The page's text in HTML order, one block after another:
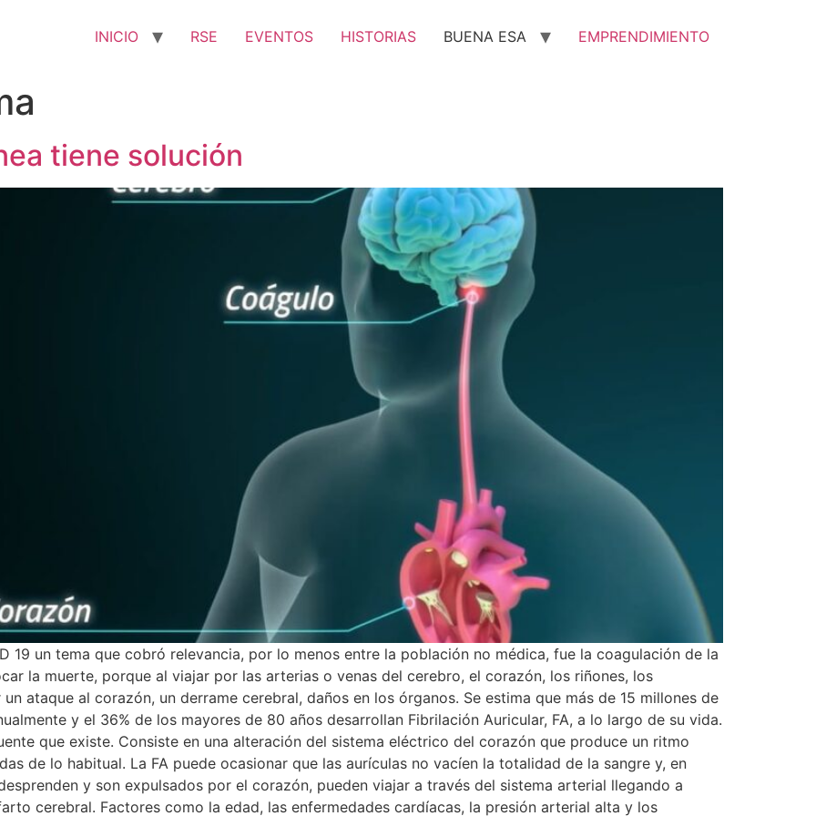
INICIO RSE EVENTOS HISTORIAS BUENA ESA EMPRENDIMIENTO
tiene solución
19 un tema que cobró relevancia, por lo menos entre la población no médica, fue la coagulación de la
la muerte, porque al viajar por las arterias o venas del cerebro, el corazón, los riñones, los
ataque al corazón, un derrame cerebral, daños en los órganos. Se estima que más de 15 millones de
y el 36% de los mayores de 80 años desarrollan Fibrilación Auricular, FA, a lo largo de su vida.
que existe. Consiste en una alteración del sistema eléctrico del corazón que produce un ritmo
de lo habitual. La FA puede ocasionar que las aurículas no vacíen la totalidad de la sangre y, en
y son expulsados por el corazón, pueden viajar a través del sistema arterial llegando a
cerebral. Factores como la edad, las enfermedades cardíacas, la presión arterial alta y los